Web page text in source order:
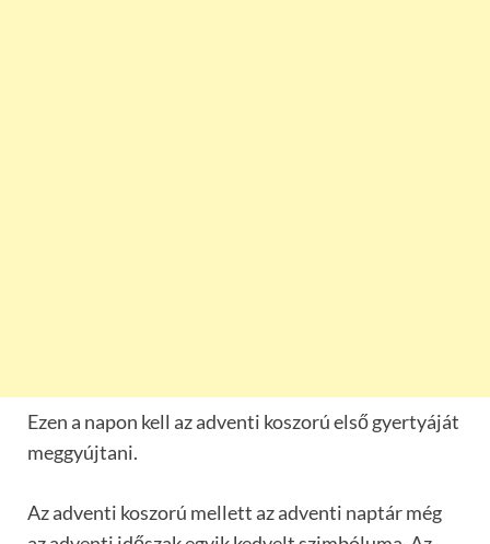
Ezen a napon kell az adventi koszorú első gyertyáját
meggyújtani.
Az adventi koszorú mellett az adventi naptár még